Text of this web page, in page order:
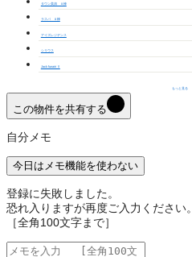
タウン美清 Ａ棟
ラスパ Ａ棟
アイズレジデンス
シリウス
Jack funairi Ⅱ
もっと見る
この物件を共有する
自分メモ
今日はメモ機能を使わない
登録に失敗しました。
恐れ入りますが再度ご入力ください。
［全角100文字まで］